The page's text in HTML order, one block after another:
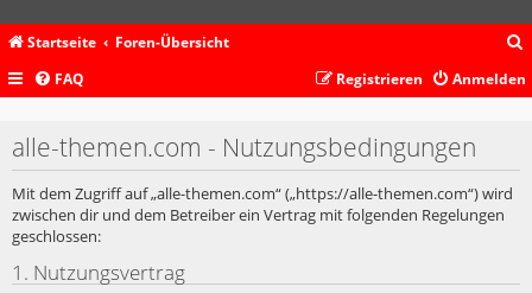
Startseite Foren-Übersicht
c
FAQ Anmelden
Registrieren
alle-themen.com - Nutzungsbedingungen
Mit dem Zugriff auf „alle-themen.com“ („https://alle-themen.com“) wird
zwischen dir und dem Betreiber ein Vertrag mit folgenden Regelungen
geschlossen:
1. Nutzungsvertrag